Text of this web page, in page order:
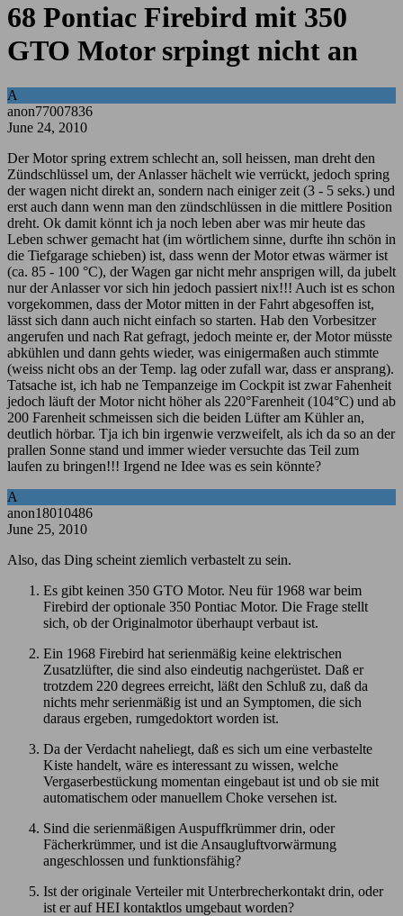
68 Pontiac Firebird mit 350
GTO Motor srpingt nicht an
A
anon77007836
June 24, 2010
Der Motor spring extrem schlecht an, soll heissen, man dreht den
Zündschlüssel um, der Anlasser hächelt wie verrückt, jedoch spring
der wagen nicht direkt an, sondern nach einiger zeit (3 - 5 seks.) und
erst auch dann wenn man den zündschlüssen in die mittlere Position
dreht. Ok damit könnt ich ja noch leben aber was mir heute das
Leben schwer gemacht hat (im wörtlichem sinne, durfte ihn schön in
die Tiefgarage schieben) ist, dass wenn der Motor etwas wärmer ist
(ca. 85 - 100 °C), der Wagen gar nicht mehr ansprigen will, da jubelt
nur der Anlasser vor sich hin jedoch passiert nix!!! Auch ist es schon
vorgekommen, dass der Motor mitten in der Fahrt abgesoffen ist,
lässt sich dann auch nicht einfach so starten. Hab den Vorbesitzer
angerufen und nach Rat gefragt, jedoch meinte er, der Motor müsste
abkühlen und dann gehts wieder, was einigermaßen auch stimmte
(weiss nicht obs an der Temp. lag oder zufall war, dass er ansprang).
Tatsache ist, ich hab ne Tempanzeige im Cockpit ist zwar Fahenheit
jedoch läuft der Motor nicht höher als 220°Farenheit (104°C) und ab
200 Farenheit schmeissen sich die beiden Lüfter am Kühler an,
deutlich hörbar. Tja ich bin irgenwie verzweifelt, als ich da so an der
prallen Sonne stand und immer wieder versuchte das Teil zum
laufen zu bringen!!! Irgend ne Idee was es sein könnte?
A
anon18010486
June 25, 2010
Also, das Ding scheint ziemlich verbastelt zu sein.
Es gibt keinen 350 GTO Motor. Neu für 1968 war beim
Firebird der optionale 350 Pontiac Motor. Die Frage stellt
sich, ob der Originalmotor überhaupt verbaut ist.
Ein 1968 Firebird hat serienmäßig keine elektrischen
Zusatzlüfter, die sind also eindeutig nachgerüstet. Daß er
trotzdem 220 degrees erreicht, läßt den Schluß zu, daß da
nichts mehr serienmäßig ist und an Symptomen, die sich
daraus ergeben, rumgedoktort worden ist.
Da der Verdacht naheliegt, daß es sich um eine verbastelte
Kiste handelt, wäre es interessant zu wissen, welche
Vergaserbestückung momentan eingebaut ist und ob sie mit
automatischem oder manuellem Choke versehen ist.
Sind die serienmäßigen Auspuffkrümmer drin, oder
Fächerkrümmer, und ist die Ansaugluftvorwärmung
angeschlossen und funktionsfähig?
Ist der originale Verteiler mit Unterbrecherkontakt drin, oder
ist er auf HEI kontaktlos umgebaut worden?